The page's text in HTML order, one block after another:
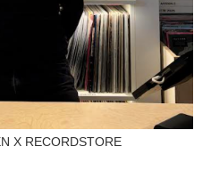
X RECORDSTORE